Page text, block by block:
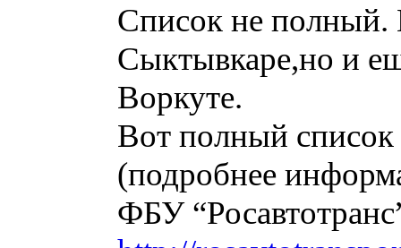
Список не полный.
Сыктывкаре,но и
Воркуте.
Вот полный список
(подробнее
ФБУ